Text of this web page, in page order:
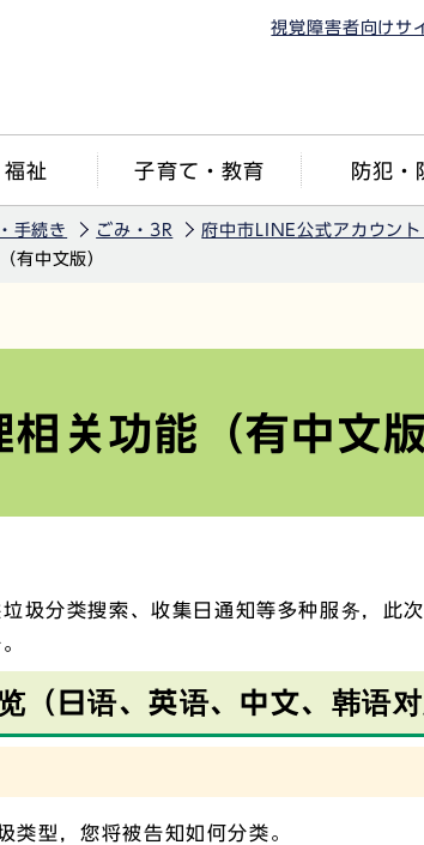
視覚障害者向けサ
祉 子育て・教育 防犯・
手続き ごみ・3R
府中市LINE公式アカウン
有中文版）
关功能（有中文版
圾分类搜索、收集日通知等多种服务，此
（日语、英语、中文、韩语对
类型，您将被告知如何分类。